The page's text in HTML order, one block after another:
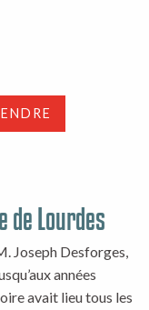
de Lourdes
Joseph Desforges,
années
avait lieu tous les